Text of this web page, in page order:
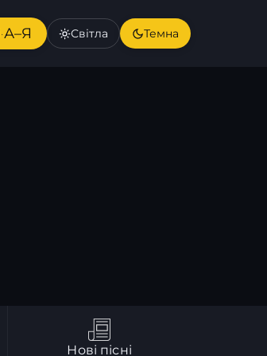
·А–Я Світла Темна
Нові пісні